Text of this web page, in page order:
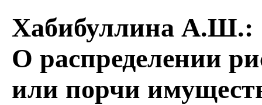
Хабибуллина А.Ш.:
О распределении
или порчи